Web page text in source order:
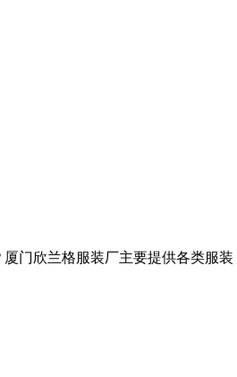
门欣兰格服装厂主要提供各类服装